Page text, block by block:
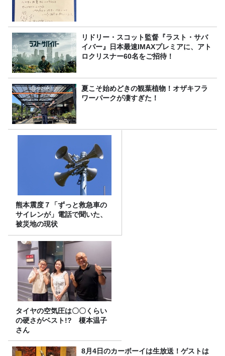
リドリー・スコット監督『ラスト・サバ
イバー』日本最速IMAXプレミアに、アト
ロクリスナー60名をご招待！
夏こそ始めどきの観葉植物！オザキフラ
ワーパークが凄すぎた！
熊本震度７「ずっと救急車の
サイレンが」電話で聞いた、
被災地の現状
タイヤの空気圧は〇〇くらい
の硬さがベスト!? 榎本温子
さん
8月4日のカーボーイは生放送！ゲストは